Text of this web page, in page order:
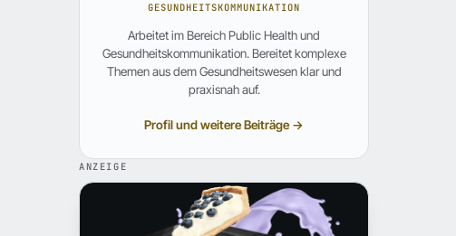
GESUNDHEITSKOMMUNIKATION
Arbeitet im Bereich Public Health und
Gesundheitskommunikation. Bereitet komplexe
Themen aus dem Gesundheitswesen klar und
praxisnah auf.
Profil und weitere Beiträge →
ANZEIGE